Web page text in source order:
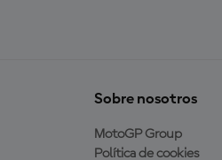
Sobre nosotros
MotoGP Group
Política de cookies